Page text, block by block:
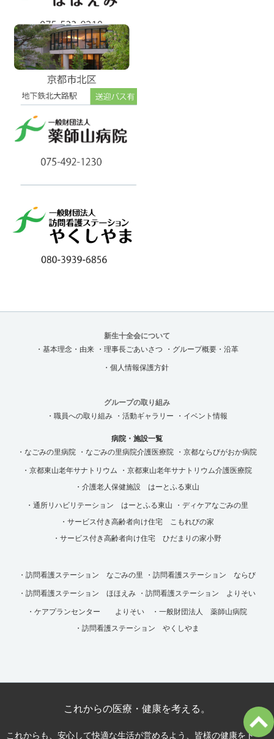
新生十全会について
・基本理念・由来
・理事長ごあいさつ ・グループ概要・沿革
・個人情報保護方針
グループの取り組み
・職員への取り組み
・活動ギャラリー ・イベント情報
病院・施設一覧
・なごみの里病院
・なごみの里病院介護医療院 ・京都ならびがおか病院
・京都東山老年サナトリウム
・京都東山老年サナトリウム介護医療院
・介護老人保健施設 はーとふる東山
・通所リハビリテーション はーとふる東山
・ディケアなごみの里
・サービス付き高齢者向け住宅 こもれびの家
・サービス付き高齢者向け住宅 ひだまりの家小野
・訪問看護ステーション なごみの里 ・訪問看護ステーション ならび
・訪問看護ステーション ほほえみ ・訪問看護ステーション よりそい
・ケアプランセンター よりそい
・一般財団法人 薬師山病院
・訪問看護ステーション やくしやま
これからの医療・健康を考える。
これからも、安心して快適な生活が営めるよう、皆様の健康をトー